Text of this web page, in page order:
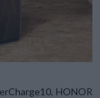
HONOR